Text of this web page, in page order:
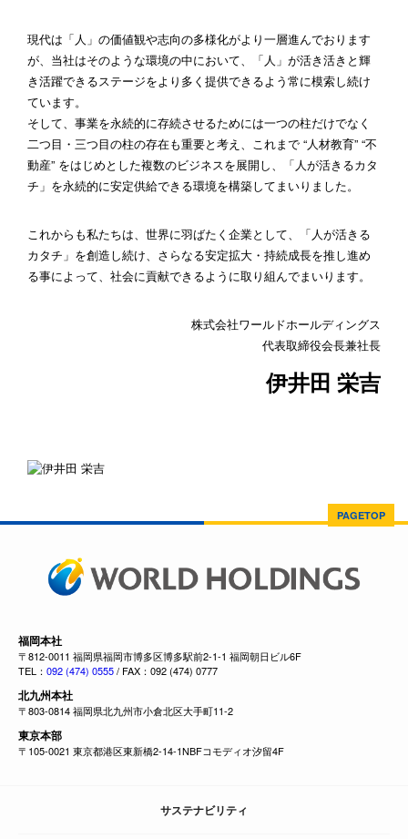
現代は「人」の価値観や志向の多様化がより一層進んでおります
が、当社はそのような環境の中において、「人」が活き活きと輝
き活躍できるステージをより多く提供できるよう常に模索し続け
ています。
そして、事業を永続的に存続させるためには一つの柱だけでなく
二つ目・三つ目の柱の存在も重要と考え、これまで “人材教育” “不
動産” をはじめとした複数のビジネスを展開し、「人が活きるカタ
チ」を永続的に安定供給できる環境を構築してまいりました。
これからも私たちは、世界に羽ばたく企業として、「人が活きる
カタチ」を創造し続け、さらなる安定拡大・持続成長を推し進め
る事によって、社会に貢献できるように取り組んでまいります。
株式会社ワールドホールディングス
代表取締役会長兼社長
伊井田 栄吉
PAGETOP
福岡本社
〒812-0011 福岡県福岡市博多区博多駅前2-1-1 福岡朝日ビル6F
TEL： 092 (474) 0555/ FAX：092 (474) 0777
北九州本社
〒803-0814 福岡県北九州市小倉北区大手町11-2
東京本部
〒105-0021 東京都港区東新橋2-14-1NBFコモディオ汐留4F
サステナビリティ